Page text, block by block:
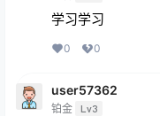
学习学习
0 0
user57362
铂金 Lv3